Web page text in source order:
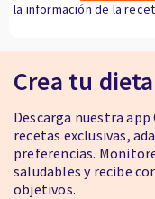
la información de la
Crea tu
Descarga nuestra app
recetas exclusivas,
preferencias.
saludables y recibe
objetivos.